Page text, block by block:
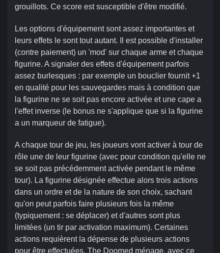
grouillots. Ce score est susceptible d'être modifié.
Les options d'équipement sont assez importantes et
leurs effets le sont tout autant. Il est possible d'installer
(contre paiement) un 'mod' sur chaque arme et chaque
figurine. A signaler des effets d'équipement parfois
assez burlesques : par exemple un bouclier fournit +1
en qualité pour les sauvegardes mais à condition que
la figurine ne se soit pas encore activée et une cape a
l'effet inverse (le bonus ne s'applique que si la figurine
a un marqueur de fatigue).
A chaque tour de jeu, les joueurs vont activer à tour de
rôle une de leur figurine (avec pour condition qu'elle ne
se soit pas précédemment activée pendant le même
tour). La figurine désignée effectue alors trois actions
dans un ordre et de la nature de son choix, sachant
qu'on peut parfois faire plusieurs fois la même
(typiquement : se déplacer) et d'autres sont plus
limitées (un tir par activation maximum). Certaines
actions requièrent la dépense de plusieurs actions
pour être effectuées. The Doomed ménage, avec ce